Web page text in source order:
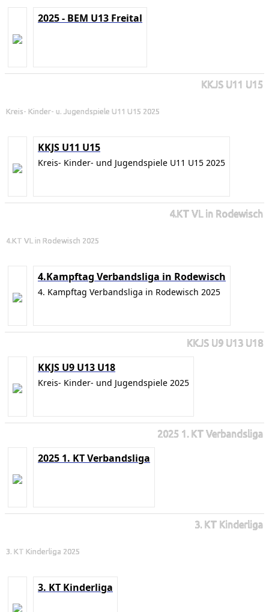
2025 - BEM U13 Freital
KKJS U11 U15
Kreis- Kinder- u. Jugendspiele U11 U15 2025
KKJS U11 U15
Kreis- Kinder- und Jugendspiele U11 U15 2025
4.KT VL in Rodewisch
4.KT VL in Rodewisch 2025
4.Kampftag Verbandsliga in Rodewisch
4. Kampftag Verbandsliga in Rodewisch 2025
KKJS U9 U13 U18
KKJS U9 U13 U18
Kreis- Kinder- und Jugendspiele 2025
2025 1. KT Verbandsliga
2025 1. KT Verbandsliga
3. KT Kinderliga
3. KT Kinderliga 2025
3. KT Kinderliga